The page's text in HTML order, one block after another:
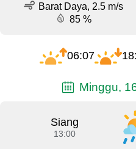
Barat Daya, 2.5 m/s
85 %
06:07
Minggu,
Siang
13:00